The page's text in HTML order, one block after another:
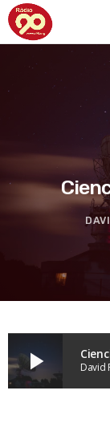
play_arrow David